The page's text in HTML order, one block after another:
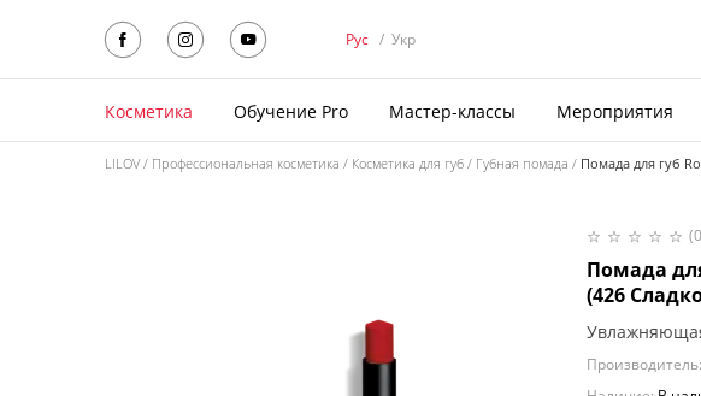
Рус / Укр
Косметика Обучение Pro Мастер-классы Мероприятия
LILOV Профессиональная косметика Косметика для губ Губная помада Помада для губ
Помада
(426
Производитель: